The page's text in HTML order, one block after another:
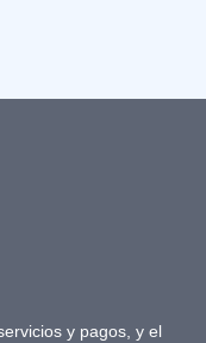
y pagos, y el